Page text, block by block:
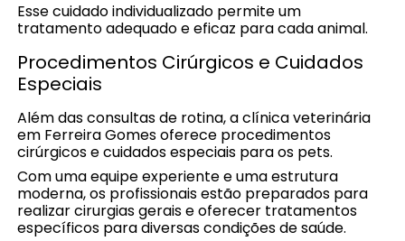
Esse cuidado individualizado permite um
tratamento adequado e eficaz para cada animal.
Procedimentos Cirúrgicos e Cuidados
Especiais
Além das consultas de rotina, a clínica veterinária
em Ferreira Gomes oferece procedimentos
cirúrgicos e cuidados especiais para os pets.
Com uma equipe experiente e uma estrutura
moderna, os profissionais estão preparados para
realizar cirurgias gerais e oferecer tratamentos
específicos para diversas condições de saúde.